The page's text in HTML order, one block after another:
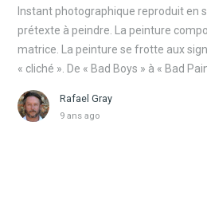
Instant photographique reproduit en
prétexte à peindre. La peinture
matrice. La peinture se frotte aux
« cliché ». De « Bad Boys » à « Bad
Rafael Gray
9 ans ago